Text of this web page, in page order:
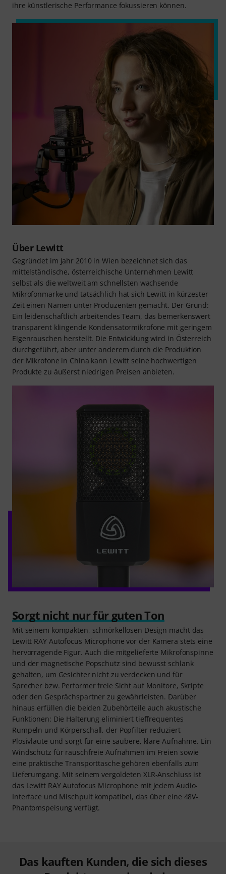
ihre künstlerische Performance fokussieren können.
Über Lewitt
Gegründet im Jahr 2010 in Wien bezeichnet sich das
mittelständische, österreichische Unternehmen Lewitt
selbst als die weltweit am schnellsten wachsende
Mikrofonmarke und tatsächlich hat sich Lewitt in kürzester
Zeit einen Namen unter Produzenten gemacht. Der Grund:
Ein leidenschaftlich arbeitendes Team, das bemerkenswert
transparent klingende Kondensatormikrofone mit geringem
Eigenrauschen herstellt. Die Entwicklung wird in Österreich
durchgeführt, aber unter anderem durch die Produktion
der Mikrofone in China kann Lewitt seine hochwertigen
Produkte zu äußerst niedrigen Preisen anbieten.
Sorgt nicht nur für guten Ton
Mit seinem kompakten, schnörkellosen Design macht das
Lewitt RAY Autofocus Microphone vor der Kamera stets eine
hervorragende Figur. Auch die mitgelieferte Mikrofonspinne
und der magnetische Popschutz sind bewusst schlank
gehalten, um Gesichter nicht zu verdecken und für
Sprecher bzw. Performer freie Sicht auf Monitore, Skripte
oder den Gesprächspartner zu gewährleisten. Darüber
hinaus erfüllen die beiden Zubehörteile auch akustische
Funktionen: Die Halterung eliminiert tieffrequentes
Rumpeln und Körperschall, der Popfilter reduziert
Plosivlaute und sorgt für eine saubere, klare Aufnahme. Ein
Windschutz für rauschfreie Aufnahmen im Freien sowie
eine praktische Transporttasche gehören ebenfalls zum
Lieferumgang. Mit seinem vergoldeten XLR-Anschluss ist
das Lewitt RAY Autofocus Microphone mit jedem Audio-
Interface und Mischpult kompatibel, das über eine 48V-
Phantomspeisung verfügt.
Das kauften Kunden, die sich dieses